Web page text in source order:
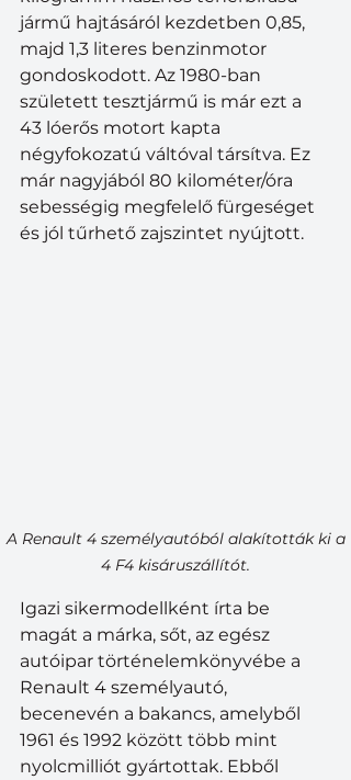
jármű hajtásáról kezdetben 0,85,
majd 1,3 literes benzinmotor
gondoskodott. Az 1980-ban
született tesztjármű is már ezt a
43 lóerős motort kapta
négyfokozatú váltóval társítva. Ez
már nagyjából 80 kilométer/óra
sebességig megfelelő fürgeséget
és jól tűrhető zajszintet nyújtott.
A Renault 4 személyautóból alakították ki a
4 F4 kisáruszállítót.
Igazi sikermodellként írta be
magát a márka, sőt, az egész
autóipar történelemkönyvébe a
Renault 4 személyautó,
becenevén a bakancs, amelyből
1961 és 1992 között több mint
nyolcmilliót gyártottak. Ebből